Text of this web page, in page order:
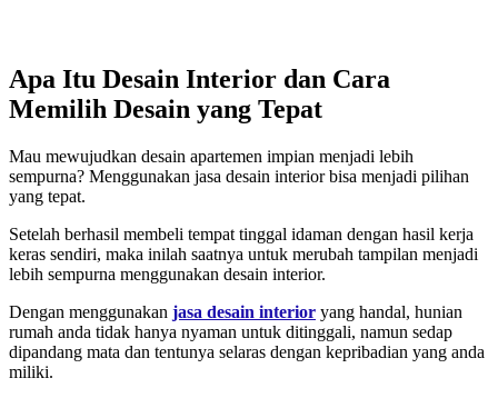
Apa Itu Desain Interior dan Cara
Memilih Desain yang Tepat
Mau mewujudkan desain apartemen impian menjadi lebih
sempurna? Menggunakan jasa desain interior bisa menjadi pilihan
yang tepat.
Setelah berhasil membeli tempat tinggal idaman dengan hasil kerja
keras sendiri, maka inilah saatnya untuk merubah tampilan menjadi
lebih sempurna menggunakan desain interior.
Dengan menggunakan jasa desain interior yang handal, hunian
rumah anda tidak hanya nyaman untuk ditinggali, namun sedap
dipandang mata dan tentunya selaras dengan kepribadian yang anda
miliki.